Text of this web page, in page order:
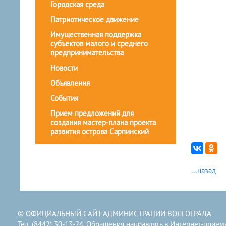
Городская среда
Патриотическое движение
Имущественная поддержка
субъектов малого и среднего
предпринимательства
Новости
Объявления
События
Прием предложений для
создания мастер-плана проекта
развития острова Сарпинский
...назад
© ОФИЦИАЛЬНЫЙ САЙТ АДМИНИСТРАЦИИ ВОЛГОГРАДА